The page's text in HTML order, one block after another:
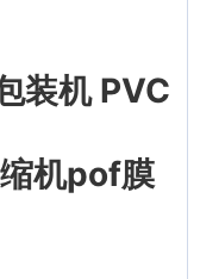
装机 PVC
机pof膜